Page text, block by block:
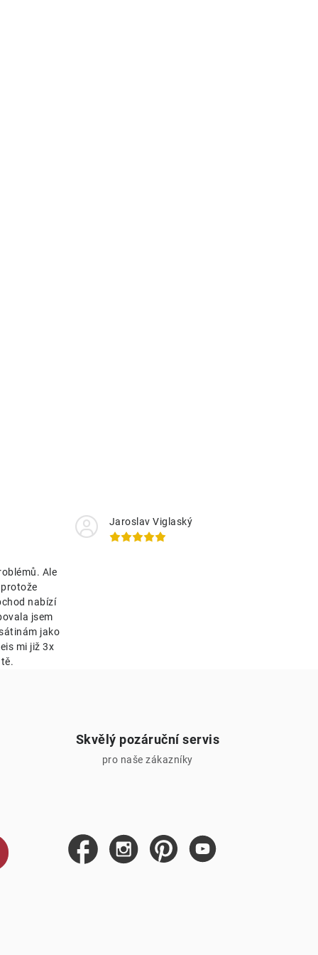
Ale
nabízí
jsem
jako
mi již 3x
Jaroslav Viglaský
Skvělý pozáruční servis
pro naše zákazníky